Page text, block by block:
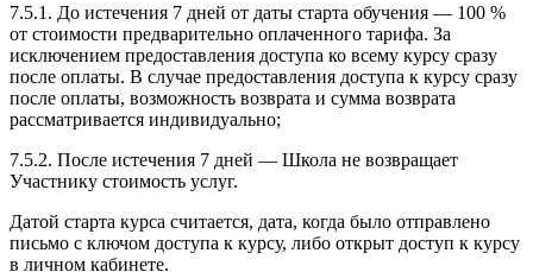
7.5.1. До истечения 7 дней от даты старта обучения — 100 %
от стоимости предварительно оплаченного тарифа. За
исключением предоставления доступа ко всему курсу сразу
после оплаты. В случае предоставления доступа к курсу сразу
после оплаты, возможность возврата и сумма возврата
рассматривается индивидуально;
7.5.2. После истечения 7 дней — Школа не возвращает
Участнику стоимость услуг.
Датой старта курса считается, дата, когда было отправлено
письмо с ключом доступа к курсу, либо открыт доступ к курсу
в личном кабинете.